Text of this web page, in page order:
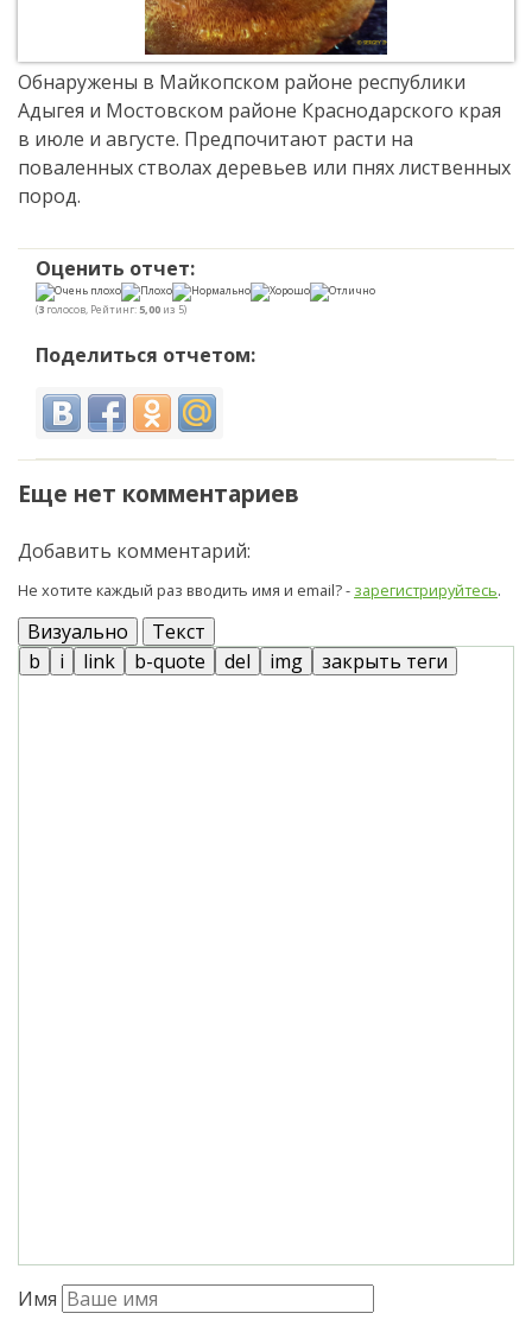
Обнаружены в Майкопском районе республики
Адыгея и Мостовском районе Краснодарского края
в июле и августе. Предпочитают расти на
поваленных стволах деревьев или пнях лиственных
пород.
Оценить отчет:
(3 голосов, Рейтинг: 5,00 из 5)
Поделиться отчетом:
Еще нет комментариев
Добавить комментарий:
Не хотите каждый раз вводить имя и email? - зарегистрируйтесь.
Визуально Текст
Имя